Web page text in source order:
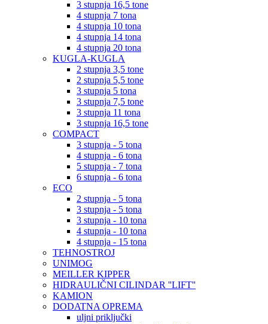
3 stupnja 16,5 tone
4 stupnja 7 tona
4 stupnja 10 tona
4 stupnja 14 tona
4 stupnja 20 tona
KUGLA-KUGLA
2 stupnja 3,5 tone
2 stupnja 5,5 tone
3 stupnja 5 tona
3 stupnja 7,5 tone
3 stupnja 11 tona
3 stupnja 16,5 tone
COMPACT
3 stupnja - 5 tona
4 stupnja - 6 tona
5 stupnja - 7 tona
6 stupnja - 6 tona
ECO
2 stupnja - 5 tona
3 stupnja - 5 tona
3 stupnja - 10 tona
4 stupnja - 10 tona
4 stupnja - 15 tona
TEHNOSTROJ
UNIMOG
MEILLER KIPPER
HIDRAULIČNI CILINDAR ''LIFT''
KAMION
DODATNA OPREMA
uljni priključki